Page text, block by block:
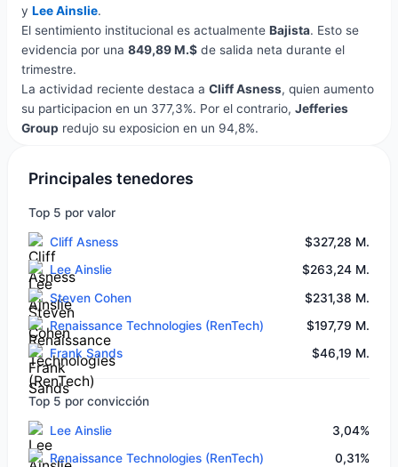
y Lee Ainslie.
El sentimiento institucional es actualmente Bajista. Esto se
evidencia por una 849,89 M.$de salida neta durante el
trimestre.
La actividad reciente destaca a Cliff Asness, quien aumento
su participacion en un 377,3%. Por el contrario, Jefferies
Group redujo su exposicion en un 94,8%.
Principales tenedores
Top 5 por valor
Cliff Asness
$327,28 M.
Lee Ainslie
$263,24 M.
Steven Cohen
$231,38 M.
Renaissance Technologies (RenTech)
$197,79 M.
Frank Sands
$46,19 M.
Top 5 por convicción
Lee Ainslie
3,04%
Renaissance Technologies (RenTech)
0,31%